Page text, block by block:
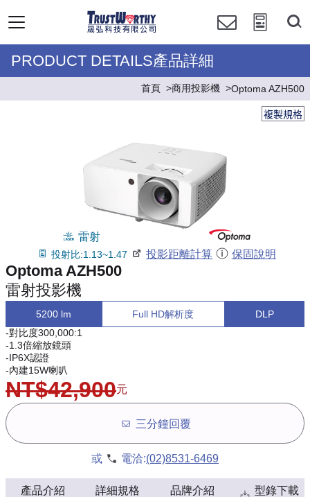
PRODUCT DETAILS產品詳細
首頁 商用投影機 Optoma AZH500
複製規格
雷射
投射比:1.13~1.47 投影距離計算 保固說明
Optoma AZH500
雷射投影機
5200 lm Full HD解析度
DLP
-對比度300,000:1
-1.3倍縮放鏡頭
-IP6X認證
-內建15W喇叭
NT$42,900元
三分鐘回覆
或 電洽:(02)8531-6469
產品介紹 詳細規格 品牌介紹 型錄下載